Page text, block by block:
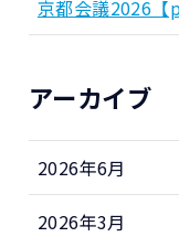
京都会議2026【
アーカイブ
2026年6月
2026年3月